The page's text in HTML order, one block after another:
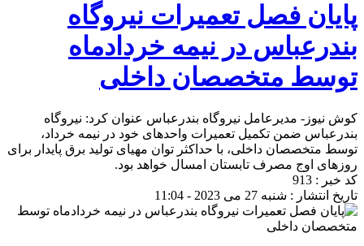
پایان فصل تعمیرات نیروگاه
بندرعباس در نیمه خردادماه
توسط متخصصان داخلی
کوش نیوز- مدیرعامل نیروگاه بندرعباس عنوان کرد: نیروگاه
بندرعباس ضمن تکمیل تعمیرات واحدهای خود در نیمه خرداد،
توسط متخصصان داخلی، با حداکثر توان مهیای تولید برق پایدار برای
روزهای اوج مصرف تابستان امسال خواهد بود.
کد خبر : 913
تاریخ انتشار : شنبه 27 می 2023 - 11:04